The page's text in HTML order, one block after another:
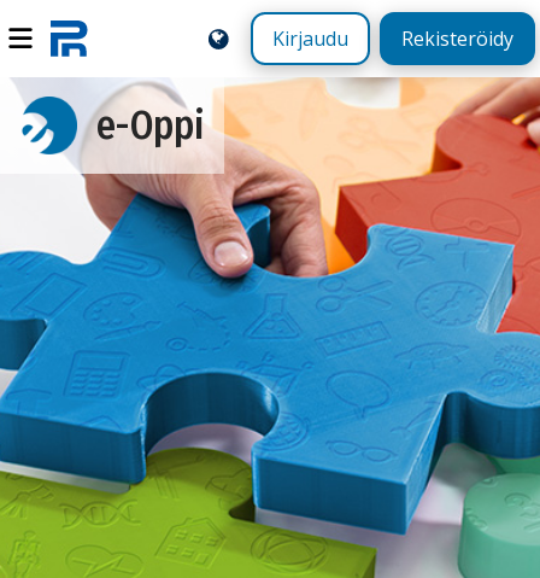
Kirjaudu Rekisteröidy
e-Oppi